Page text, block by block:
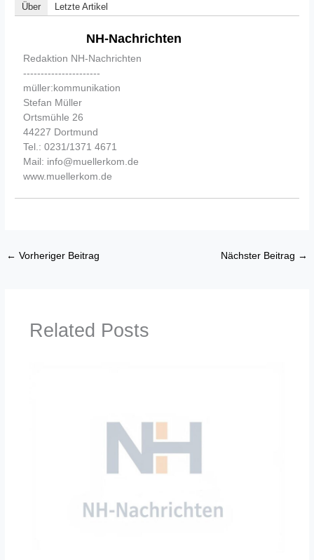
Über Letzte Artikel
NH-Nachrichten
Redaktion NH-Nachrichten
----------------------
müller:kommunikation
Stefan Müller
Ortsmühle 26
44227 Dortmund
Tel.: 0231/1371 4671
Mail: info@muellerkom.de
www.muellerkom.de
← Vorheriger Beitrag Nächster Beitrag →
Related Posts